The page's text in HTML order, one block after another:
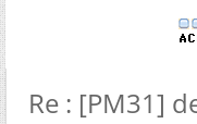
Re : [PM31]